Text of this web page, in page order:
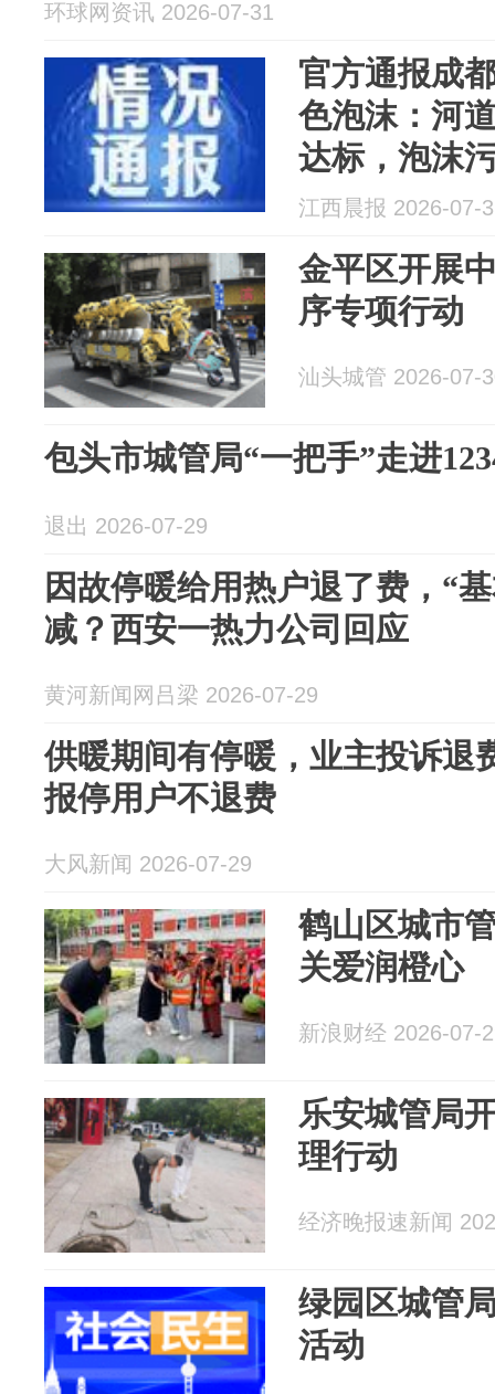
环球网资讯 2026-07-31
官方通报成
色泡沫：河
达标，泡沫
内一地铁施
江西晨报 2026-07-
金平区开展
序专项行动
汕头城管 2026-07-
包头市城管局“一把手”走进
退出 2026-07-29
因故停暖给用热户退了费，“
减？西安一热力公司回应
黄河新闻网吕梁 2026-07-29
供暖期间有停暖，业主投诉退
报停用户不退费
大风新闻 2026-07-29
鹤山区城市
关爱润橙心
新浪财经 2026-07-
乐安城管局
理行动
经济晚报速新闻
绿园区城管
活动